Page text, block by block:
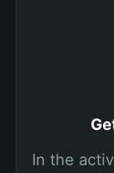
In the